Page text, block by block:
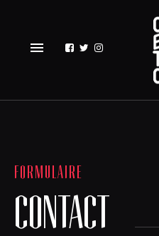
menu
FORMULAIRE
CONTACT